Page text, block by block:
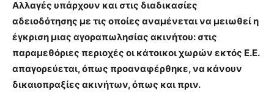
Αλλαγές υπάρχουν και στις διαδικασίες
αδειοδότησης µε τις οποίες αναμένεται να μειωθεί η
έγκριση μιας αγοραπωλησίας ακινήτου: στις
παραμεθόριες περιοχές οι κάτοικοι χωρών εκτός Ε.Ε.
απαγορεύεται, όπως προαναφέρθηκε, να κάνουν
δικαιοπραξίες ακινήτων, όπως και πριν.